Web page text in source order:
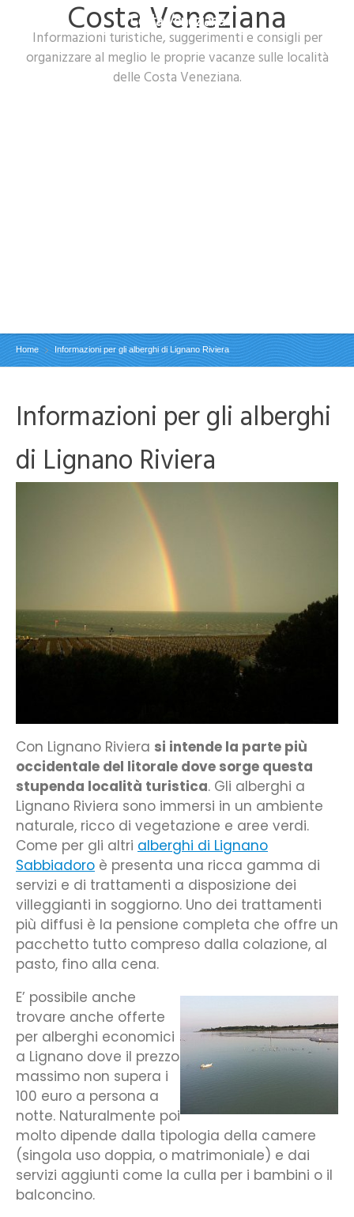
Costa Veneziana
Informazioni turistiche, suggerimenti e consigli per
organizzare al meglio le proprie vacanze sulle località
delle Costa Veneziana.
Home Informazioni per gli alberghi di Lignano Riviera
Informazioni per gli alberghi
di Lignano Riviera
Con Lignano Riviera si intende la parte più
occidentale del litorale dove sorge questa
stupenda località turistica. Gli alberghi a
Lignano Riviera sono immersi in un ambiente
naturale, ricco di vegetazione e aree verdi.
Come per gli altri alberghi di Lignano
Sabbiadoro è presenta una ricca gamma di
servizi e di trattamenti a disposizione dei
villeggianti in soggiorno. Uno dei trattamenti
più diffusi è la pensione completa che offre un
pacchetto tutto compreso dalla colazione, al
pasto, fino alla cena.
E’ possibile anche
trovare anche offerte
per alberghi economici
a Lignano dove il prezzo
massimo non supera i
100 euro a persona a
notte. Naturalmente poi
molto dipende dalla tipologia della camere
(singola uso doppia, o matrimoniale) e dai
servizi aggiunti come la culla per i bambini o il
balconcino.
Costa Veneziana